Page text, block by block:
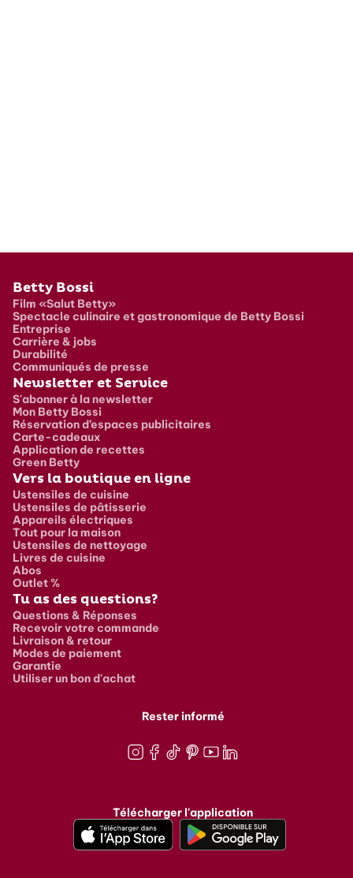
Pied de page
Betty Bossi
Film «Salut Betty»
Spectacle culinaire et gastronomique de Betty Bossi
Entreprise
Carrière & jobs
Durabilité
Communiqués de presse
Newsletter et Service
S'abonner à la newsletter
Mon Betty Bossi
Réservation d’espaces publicitaires
Carte-cadeaux
Application de recettes
Green Betty
Vers la boutique en ligne
Ustensiles de cuisine
Ustensiles de pâtisserie
Appareils électriques
Tout pour la maison
Ustensiles de nettoyage
Livres de cuisine
Abos
Outlet %
Tu as des questions?
Questions & Réponses
Recevoir votre commande
Livraison & retour
Modes de paiement
Garantie
Utiliser un bon d'achat
Rester informé
Télécharger l'application